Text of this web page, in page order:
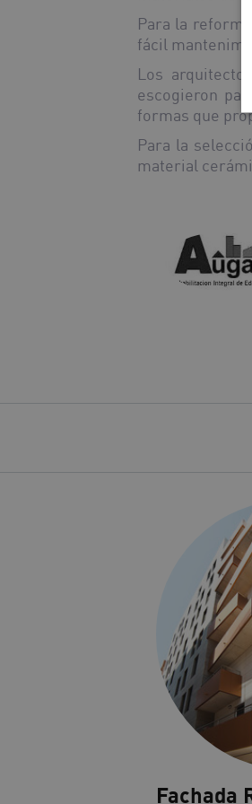
Para la
fácil
Los arquitectos
escogieron
formas que
Para la
material
Fachada